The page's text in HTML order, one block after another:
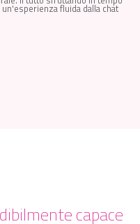
fluida dalla chat
capace